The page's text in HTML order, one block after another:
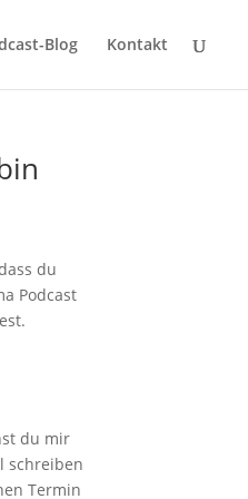
Blog Kontakt
du
Podcast
du mir
schreiben
Termin